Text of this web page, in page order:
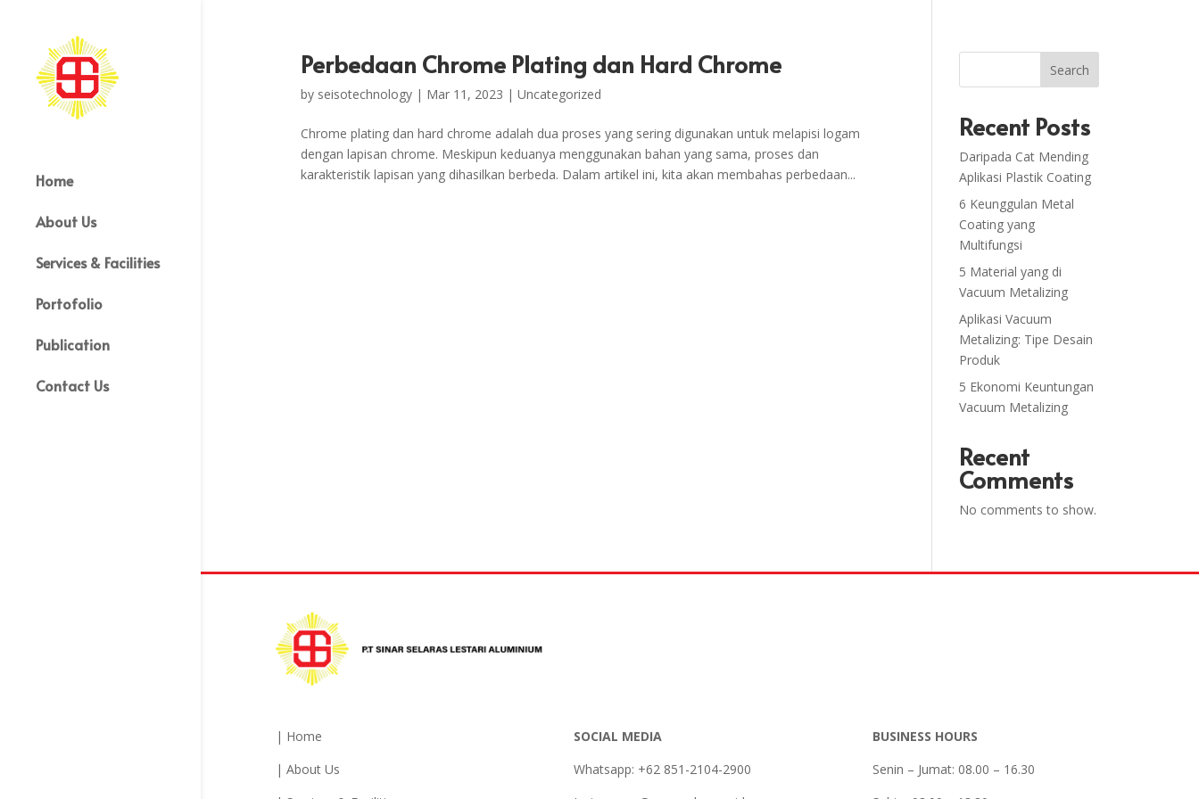
Home
About Us
Services & Facilities
Portofolio
Publication
Contact Us
Perbedaan Chrome Plating dan Hard Chrome
by seisotechnology| Mar 11, 2023 | Uncategorized
Chrome plating dan hard chrome adalah dua proses yang sering digunakan untuk melapisi logam
dengan lapisan chrome. Meskipun keduanya menggunakan bahan yang sama, proses dan
karakteristik lapisan yang dihasilkan berbeda. Dalam artikel ini, kita akan membahas perbedaan...
Search
Recent Posts
Daripada Cat Mending
Aplikasi Plastik Coating
6 Keunggulan Metal
Coating yang
Multifungsi
5 Material yang di
Vacuum Metalizing
Aplikasi Vacuum
Metalizing: Tipe Desain
Produk
5 Ekonomi Keuntungan
Vacuum Metalizing
Recent
Comments
No comments to show.
| Home
| About Us
SOCIAL MEDIA
Whatsapp: +62 851-2104-2900
BUSINESS HOURS
Senin – Jumat: 08.00 – 16.30